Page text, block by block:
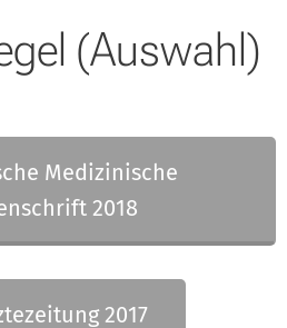
(Auswahl)
Medizinische
2018
2017